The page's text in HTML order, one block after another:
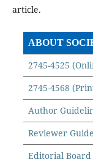
article.
ABOUT
2745-4525
2745-4568
Author
Reviewer
Editorial